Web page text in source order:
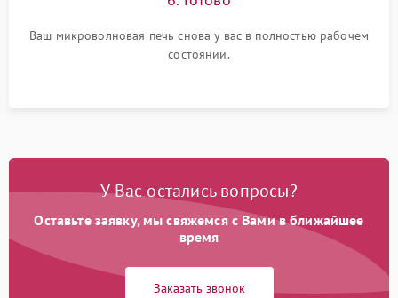
Ваш микроволновая печь снова у вас в полностью рабочем
состоянии.
У Вас остались вопросы?
Оставьте заявку, мы свяжемся с Вами в ближайшее
время
Заказать звонок